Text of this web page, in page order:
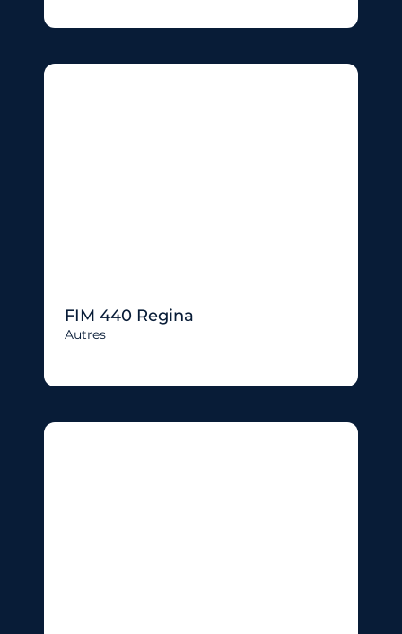
FIM 440 Regina
Autres